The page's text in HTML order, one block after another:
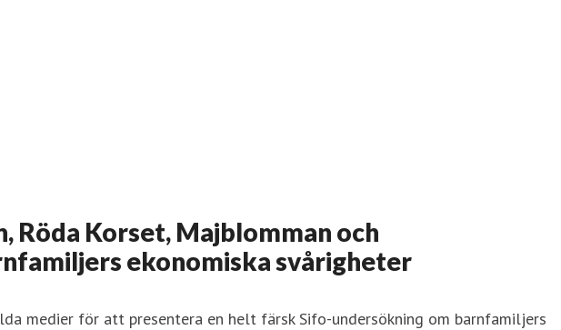
Röda Korset, Majblomman och
ekonomiska svårigheter
medier för att presentera en helt färsk Sifo-undersökning om barnfamiljers